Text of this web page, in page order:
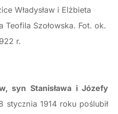
Władysław i Elżbieta
Szołowska. Fot. ok.
r.
syn Stanisława i Józefy
stycznia 1914 roku poślubił